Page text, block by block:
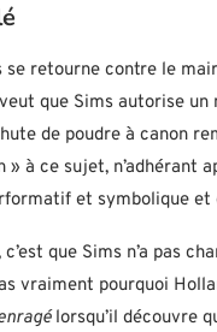
se retourne contre le
que Sims autorise
de poudre à canon
» à ce sujet,
et symbolique
que Sims n’a pas
vraiment pourquoi
lorsqu’il découvre